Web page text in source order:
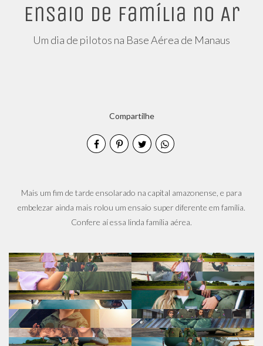
Ensaio de família no Ar
Um dia de pilotos na Base Aérea de Manaus
Compartilhe
Mais um fim de tarde ensolarado na capital amazonense, e para
embelezar ainda mais rolou um ensaio super diferente em família.
Confere aí essa linda família aérea.